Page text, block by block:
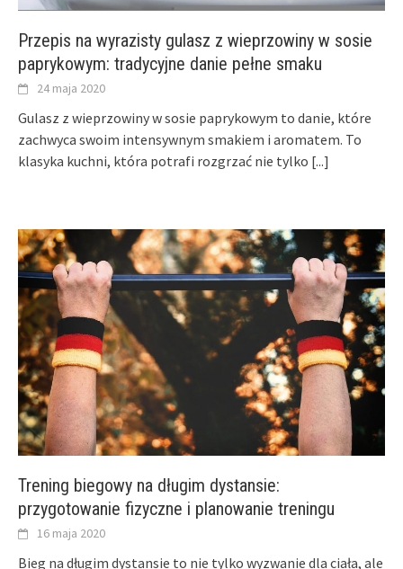
Przepis na wyrazisty gulasz z wieprzowiny w sosie
paprykowym: tradycyjne danie pełne smaku
24 maja 2020
Gulasz z wieprzowiny w sosie paprykowym to danie, które
zachwyca swoim intensywnym smakiem i aromatem. To
klasyka kuchni, która potrafi rozgrzać nie tylko [...]
Trening biegowy na długim dystansie:
przygotowanie fizyczne i planowanie treningu
16 maja 2020
Bieg na długim dystansie to nie tylko wyzwanie dla ciała, ale